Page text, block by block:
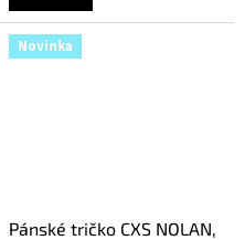
Novinka
Pánské tričko CXS NOLAN,